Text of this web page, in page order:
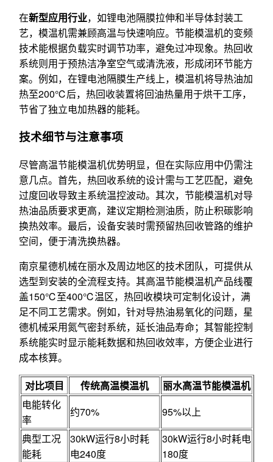
在新型应用行业，如锂电池隔膜拉伸和半导体封装工
艺，模温机需兼顾高温与快速响应。节能模温机的变频
技术能根据负载实时调节功率，避免过冲现象。热回收
系统则用于预热洁净室空气或清洗液，形成闭环节能方
案。例如，在锂电池隔膜生产线上，模温机将导热油加
热至200℃后，热回收装置将回油热量用于烘干工序，
节省了独立电加热器的能耗。
技术细节与注意事项
尽管高温节能模温机优势明显，但在实际应用中仍需注
意几点。首先，热回收系统的设计需与工艺匹配，避免
过度回收导致主系统温控波动。其次，节能模温机对导
热油品质要求更高，建议定期检测油质，防止积碳影响
换热效率。最后，设备安装时需预留热回收管路的维护
空间，便于清洗换热器。
南京星德机械在丽水及周边地区的技术团队，可提供从
选型到安装的全流程支持。其高温节能模温机产品线覆
盖150℃至400℃温区，热回收模块可定制化设计，满
足不同工艺需求。例如，针对导热油易氧化的问题，星
德机械采用氮气密封系统，延长油品寿命；其智能控制
系统能实时显示能耗数据和热回收效率，方便企业进行
成本核算。
对比项目
传统高温模温机
丽水高温节能模温机
电能转化
率
约70%
95%以上
典型工况
能耗
30kW运行8小时耗
电240度
30kW运行8小时耗电
180度